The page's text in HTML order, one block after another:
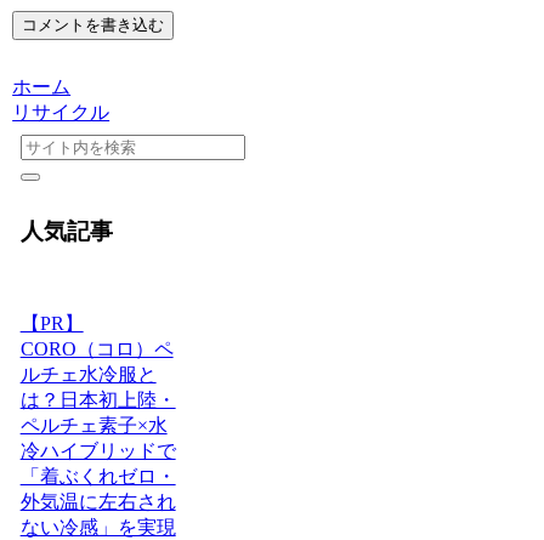
コメントを書き込む
ホーム
リサイクル
人気記事
【PR】
CORO（コロ）ペ
ルチェ水冷服と
は？日本初上陸・
ペルチェ素子×水
冷ハイブリッドで
「着ぶくれゼロ・
外気温に左右され
ない冷感」を実現